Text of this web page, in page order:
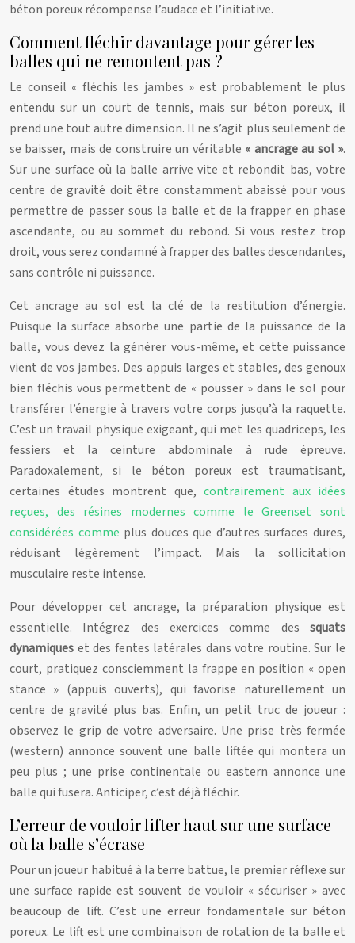
béton poreux récompense l’audace et l’initiative.
Comment fléchir davantage pour gérer les
balles qui ne remontent pas ?
Le conseil « fléchis les jambes » est probablement le plus
entendu sur un court de tennis, mais sur béton poreux, il
prend une tout autre dimension. Il ne s’agit plus seulement de
se baisser, mais de construire un véritable « ancrage au sol ».
Sur une surface où la balle arrive vite et rebondit bas, votre
centre de gravité doit être constamment abaissé pour vous
permettre de passer sous la balle et de la frapper en phase
ascendante, ou au sommet du rebond. Si vous restez trop
droit, vous serez condamné à frapper des balles descendantes,
sans contrôle ni puissance.
Cet ancrage au sol est la clé de la restitution d’énergie.
Puisque la surface absorbe une partie de la puissance de la
balle, vous devez la générer vous-même, et cette puissance
vient de vos jambes. Des appuis larges et stables, des genoux
bien fléchis vous permettent de « pousser » dans le sol pour
transférer l’énergie à travers votre corps jusqu’à la raquette.
C’est un travail physique exigeant, qui met les quadriceps, les
fessiers et la ceinture abdominale à rude épreuve.
Paradoxalement, si le béton poreux est traumatisant,
certaines études montrent que, contrairement aux idées
reçues, des résines modernes comme le Greenset sont
considérées comme plus douces que d’autres surfaces dures,
réduisant légèrement l’impact. Mais la sollicitation
musculaire reste intense.
Pour développer cet ancrage, la préparation physique est
essentielle. Intégrez des exercices comme des squats
dynamiques et des fentes latérales dans votre routine. Sur le
court, pratiquez consciemment la frappe en position « open
stance » (appuis ouverts), qui favorise naturellement un
centre de gravité plus bas. Enfin, un petit truc de joueur :
observez le grip de votre adversaire. Une prise très fermée
(western) annonce souvent une balle liftée qui montera un
peu plus ; une prise continentale ou eastern annonce une
balle qui fusera. Anticiper, c’est déjà fléchir.
L’erreur de vouloir lifter haut sur une surface
où la balle s’écrase
Pour un joueur habitué à la terre battue, le premier réflexe sur
une surface rapide est souvent de vouloir « sécuriser » avec
beaucoup de lift. C’est une erreur fondamentale sur béton
poreux. Le lift est une combinaison de rotation de la balle et